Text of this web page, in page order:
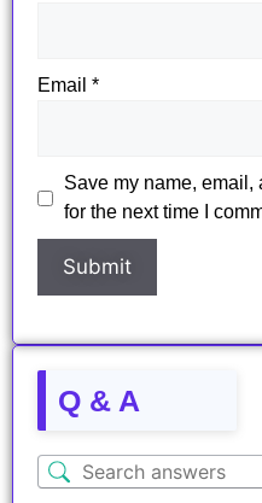
Email *
Save my name,
for the next time I
Q & A